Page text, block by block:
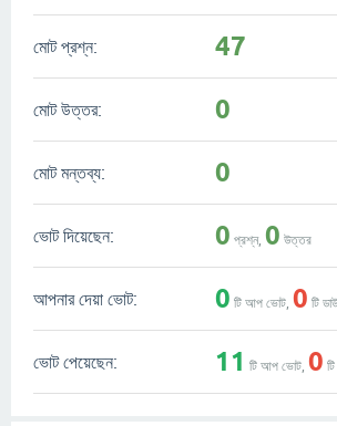
মোট প্রশ্ন: 47
মোট উত্তর: 0
মোট মন্তব্য: 0
ভোট দিয়েছেন: 0 প্রশ্ন, 0 উত্তর
আপনার দেয়া ভোট: 0 টি আপ ভোট, 0 টি
ভোট পেয়েছেন: 11 টি আপ ভোট, 0